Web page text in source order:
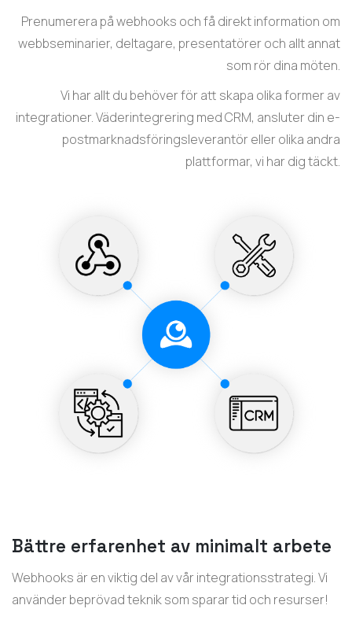
Prenumerera på webhooks och få direkt information om
webbseminarier, deltagare, presentatörer och allt annat
som rör dina möten.
Vi har allt du behöver för att skapa olika former av
integrationer. Väderintegrering med CRM, ansluter din e-
postmarknadsföringsleverantör eller olika andra
plattformar, vi har dig täckt.
Bättre erfarenhet av minimalt arbete
Webhooks är en viktig del av vår integrationsstrategi. Vi
använder beprövad teknik som sparar tid och resurser!